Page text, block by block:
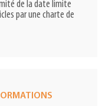
de la date limite
par une charte de